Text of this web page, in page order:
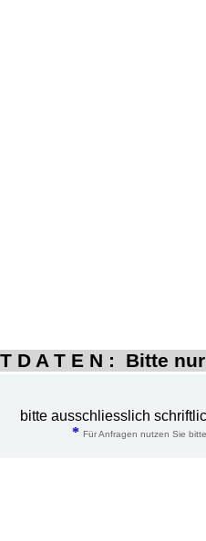
D A T E N : Bitte
bitte ausschliesslich
* Für Anfragen nutzen Sie